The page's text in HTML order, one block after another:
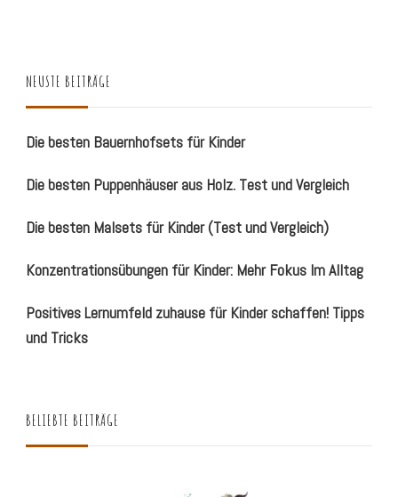
NEUSTE BEITRÄGE
Die besten Bauernhofsets für Kinder
Die besten Puppenhäuser aus Holz. Test und Vergleich
Die besten Malsets für Kinder (Test und Vergleich)
Konzentrationsübungen für Kinder: Mehr Fokus Im Alltag
Positives Lernumfeld zuhause für Kinder schaffen! Tipps
und Tricks
BELIEBTE BEITRÄGE